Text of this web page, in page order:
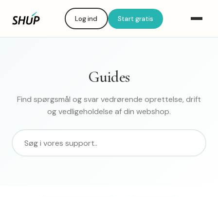
Log ind Start gratis
Guides
Find spørgsmål og svar vedrørende oprettelse, drift
og vedligeholdelse af din webshop.